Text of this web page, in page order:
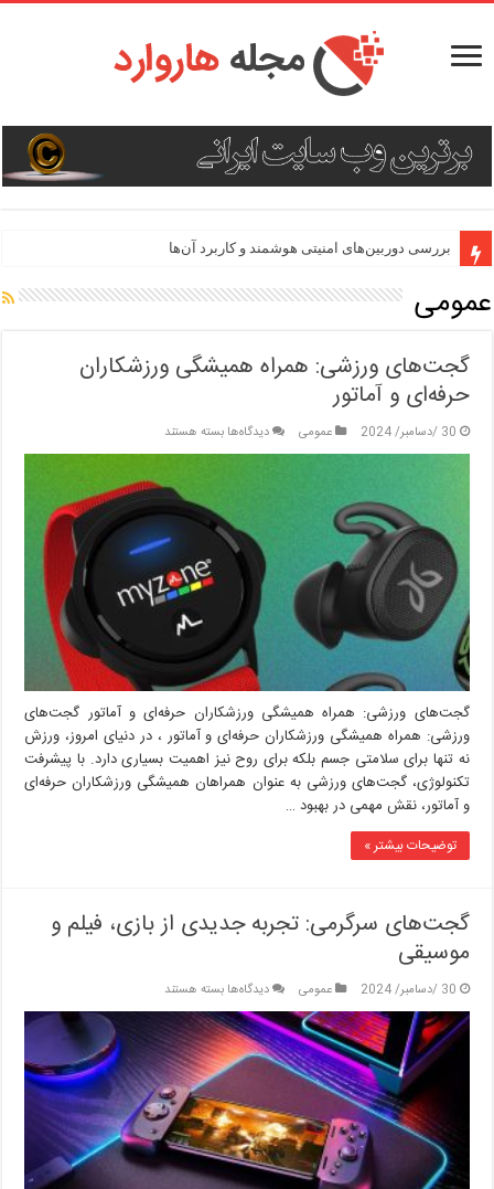
بررسی دوربین‌های امنیتی هوشمند و کاربرد آن‌ها
عمومی
گجت‌های ورزشی: همراه همیشگی ورزشکاران
حرفه‌ای و آماتور
30 /دسامبر/ 2024 عمومی دیدگاه‌هابرای
گجت‌های
همیشگی
ورزشکاران
حرفه‌ای
و
بسته هستند
گجت‌های ورزشی: همراه همیشگی ورزشکاران حرفه‌ای و آماتور گجت‌های
ورزشی: همراه همیشگی ورزشکاران حرفه‌ای و آماتور ، در دنیای امروز، ورزش
نه تنها برای سلامتی جسم بلکه برای روح نیز اهمیت بسیاری دارد. با پیشرفت
تکنولوژی، گجت‌های ورزشی به عنوان همراهان همیشگی ورزشکاران حرفه‌ای
و آماتور، نقش مهمی در بهبود …
توضیحات بیشتر »
گجت‌های سرگرمی: تجربه جدیدی از بازی، فیلم و
موسیقی
30 /دسامبر/ 2024 عمومی دیدگاه‌هابرای
گجت‌های
سرگرمی:
تجربه
جدیدی
از
بازی،
فیلم
و
موسیقی
بسته هستند